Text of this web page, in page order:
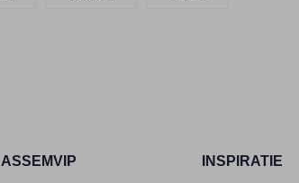
ASSEMVIP INSPIRATIE